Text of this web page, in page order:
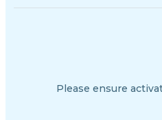
Please ensure